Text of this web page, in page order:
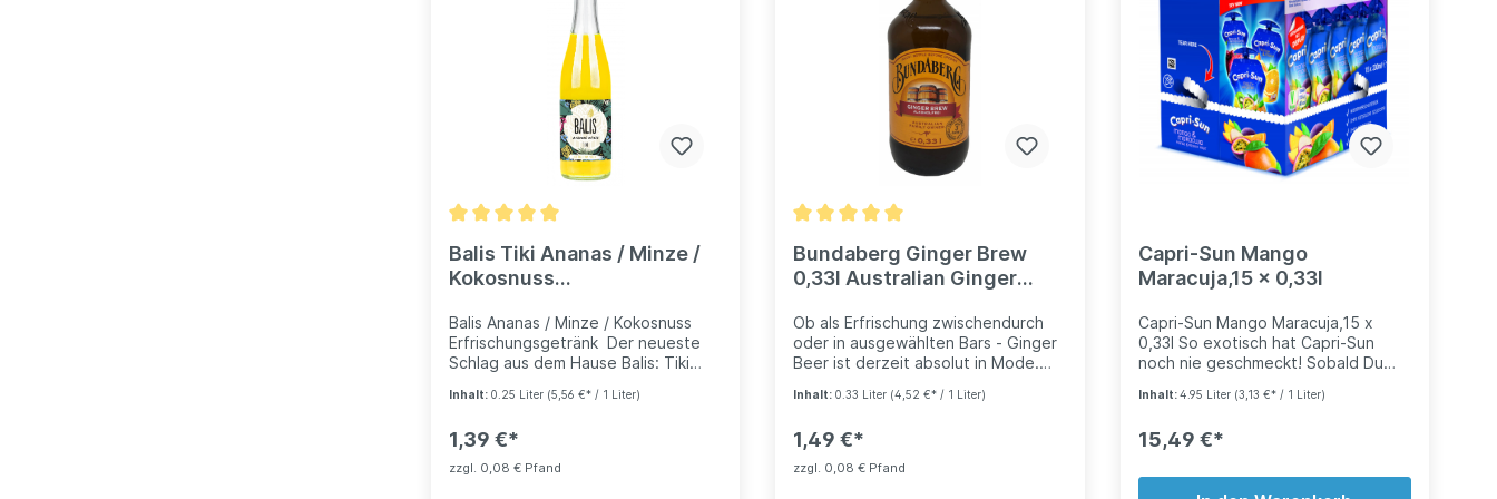
Pink Grapefruit schmeckt aber auch
exzellent mit anderen hochwertigen
Spirituosen wie Whiskey, Vodka,
Cachaça, Gin oder Rum. Die
ausgewogene Perlage sorgt für
angenehme Texturen im Drink.
Thomas Henry Pink Grapefruit:
Wenn die herbe Süße der Pink
Grapefruit auf die Leichtigkeit des
Balis Tiki Ananas / Minze /
Kokosnuss
Balis Ananas / Minze / Kokosnuss
Erfrischungsgetränk Der neueste
Schlag aus dem Hause Balis: Tiki
Mischung aus Ananas, erfrischender
Kokosnusswasser. Alkoholfrei,
Natürliche Aromen, Natürliche
Inhalt: 0.25 Liter (5,56 €* / 1 Liter)
1,39 €*
zzgl. 0,08 € Pfand
Bundaberg Ginger Brew
0,33l Australian Ginger
Ob als Erfrischung zwischendurch
oder in ausgewählten Bars - Ginger
Beer ist derzeit absolut in Mode.
diesem Ginger Brew heraus. Es
herkömmlichen Sodas. In Australien
ist Bundaberg Ginger Brew schon
Inhalt: 0.33 Liter (4,52 €* / 1 Liter)
1,49 €*
zzgl. 0,08 € Pfand
Capri-Sun Mango
Maracuja,15 x 0,33l
Capri-Sun Mango Maracuja,15 x
0,33l So exotisch hat Capri-Sun
noch nie geschmeckt! Sobald Du
Dich ein tropisches
Konservierungsstoffe Ohne
Süssstoffe
Inhalt:4.95 Liter (3,13 €* / 1 Liter)
15,49 €*